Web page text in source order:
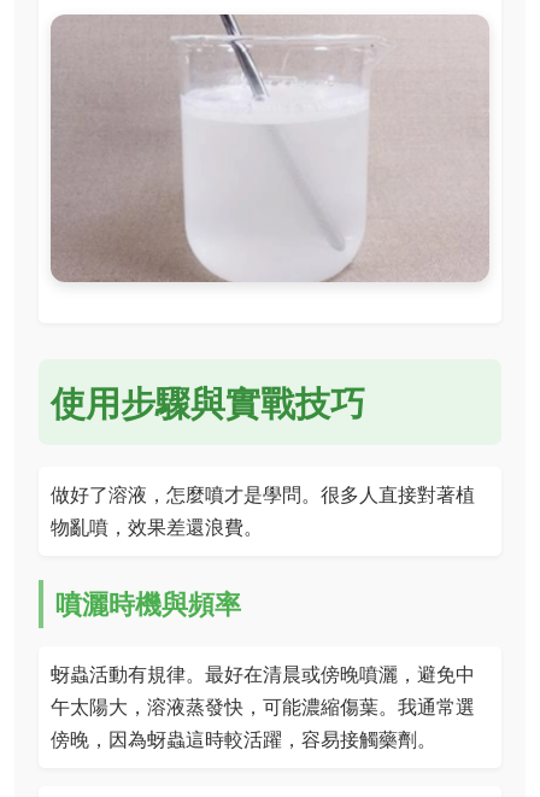
使用步驟與實戰技巧
做好了溶液，怎麼噴才是學問。很多人直接對著植
物亂噴，效果差還浪費。
噴灑時機與頻率
蚜蟲活動有規律。最好在清晨或傍晚噴灑，避免中
午太陽大，溶液蒸發快，可能濃縮傷葉。我通常選
傍晚，因為蚜蟲這時較活躍，容易接觸藥劑。